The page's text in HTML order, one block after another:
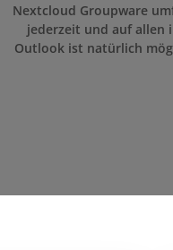
Nextcloud Groupware
jederzeit und auf allen
Outlook ist natürlich